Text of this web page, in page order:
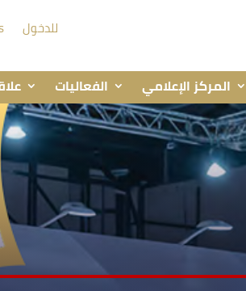
للدخول
المركز الإعلامي الفعاليات